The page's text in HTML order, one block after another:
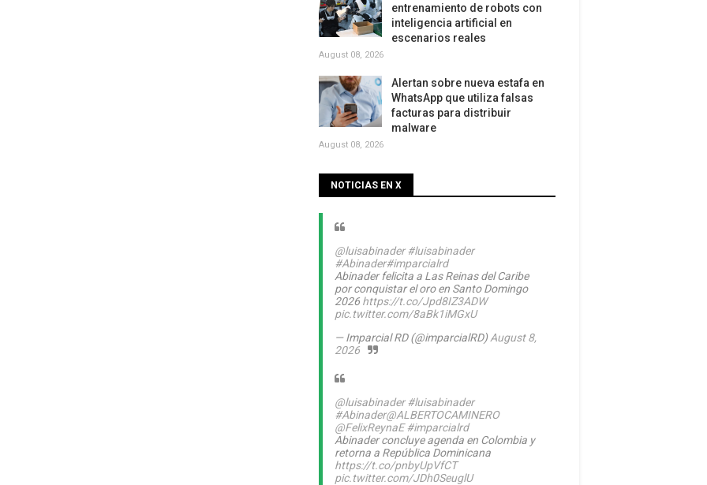
entrenamiento de robots con
inteligencia artificial en
escenarios reales
August 08, 2026
Alertan sobre nueva estafa en
WhatsApp que utiliza falsas
facturas para distribuir
malware
August 08, 2026
NOTICIAS EN X
@luisabinader #luisabinader
#Abinader#imparcialrd
Abinader felicita a Las Reinas del Caribe
por conquistar el oro en Santo Domingo
2026 https://t.co/Jpd8IZ3ADW
pic.twitter.com/8aBk1iMGxU
— Imparcial RD (@imparcialRD)August 8,
2026
@luisabinader #luisabinader
#Abinader@ALBERTOCAMINERO
@FelixReynaE #imparcialrd
Abinader concluye agenda en Colombia y
retorna a República Dominicana
https://t.co/pnbyUpVfCT
pic.twitter.com/JDh0SeuglU